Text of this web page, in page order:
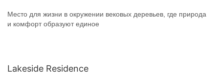
Место для жизни в окружении вековых деревьев, где природа
и комфорт образуют единое
Lakeside Residence